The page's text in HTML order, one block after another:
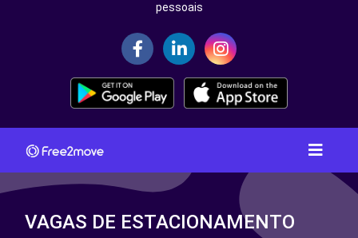
pessoais
VAGAS DE ESTACIONAMENTO